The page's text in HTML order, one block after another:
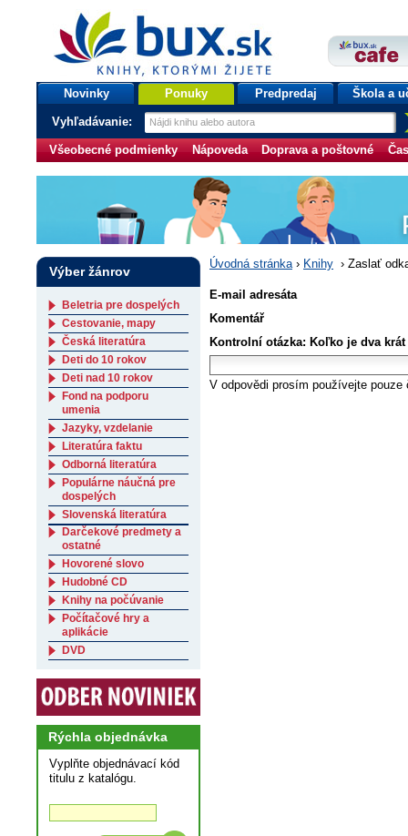
bux.sk
knihy, ktorými žijete
Úvodná stránka
Novinky Ponuky Predpredaj Škola a
Vyhľadávanie:
Všeobecné podmienky Nápoveda Doprava a poštovné
Úvodná stránka› Knihy › Zaslať
E-mail adresáta
Komentář
Kontrolní otázka: Koľko je dva
V odpovědi prosím používejte pouze
Výber žánrov
Beletria pre dospelých
Cestovanie, mapy
Česká literatúra
Deti do 10 rokov
Deti nad 10 rokov
Fond na podporu
umenia
Jazyky, vzdelanie
Literatúra faktu
Odborná literatúra
Populárne náučná pre
dospelých
Slovenská literatúra
Darčekové predmety a
ostatné
Hovorené slovo
Hudobné CD
Knihy na počúvanie
Počítačové hry a
aplikácie
DVD
Rýchla objednávka
Vyplňte objednávací kód
titulu z katalógu.